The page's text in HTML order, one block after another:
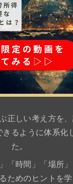
正しい考え方を
きるように体系化
た。
「時間」「場所
ためのヒントを